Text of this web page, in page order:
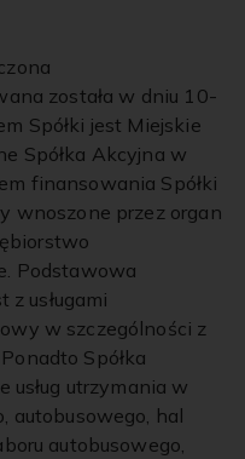
została w dniu 10-
Spółki jest Miejskie
Spółka Akcyjna w
finansowania Spółki
wnoszone przez organ
Podstawowa
z usługami
w szczególności z
Spółka
usług utrzymania w
autobusowego, hal
autobusowego,